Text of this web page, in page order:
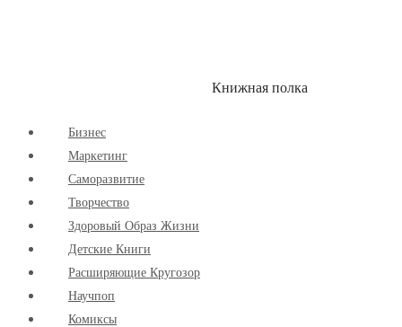
Книжная полка
Бизнес
Маркетинг
Cаморазвитие
Творчество
Здоровый Образ Жизни
Детские Книги
Расширяющие Кругозор
Научпоп
Комиксы